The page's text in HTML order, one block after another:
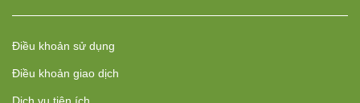
Điều khoản sử dụng
Điều khoản giao dịch
Dịch vụ tiện ích